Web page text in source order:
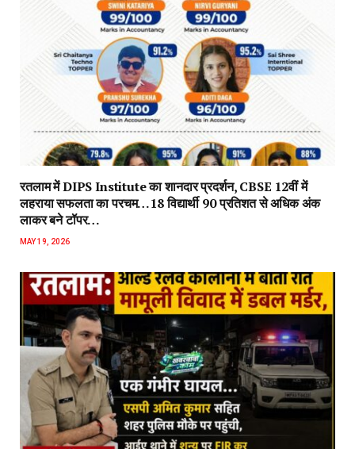
रतलाम में DIPS Institute का शानदार प्रदर्शन, CBSE 12वीं में
लहराया सफलता का परचम…18 विद्यार्थी 90 प्रतिशत से अधिक अंक
लाकर बने टॉपर…
MAY 19, 2026